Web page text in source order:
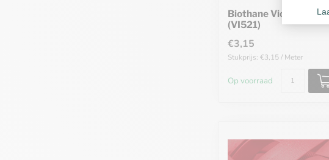
Biothane Violet 13MM
(VI521)
€3,15
Stukprijs: €3,15 / Meter
Op voorraad